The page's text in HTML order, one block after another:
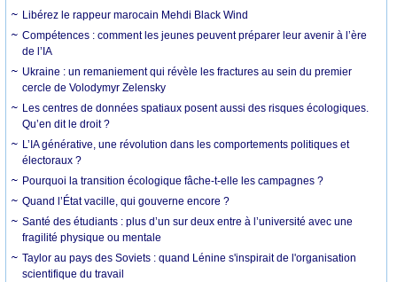
Libérez le rappeur marocain Mehdi Black Wind
Compétences : comment les jeunes peuvent préparer leur avenir à l’ère
de l’IA
Ukraine : un remaniement qui révèle les fractures au sein du premier
cercle de Volodymyr Zelensky
Les centres de données spatiaux posent aussi des risques écologiques.
Qu’en dit le droit ?
L’IA générative, une révolution dans les comportements politiques et
électoraux ?
Pourquoi la transition écologique fâche-t-elle les campagnes ?
Quand l’État vacille, qui gouverne encore ?
Santé des étudiants : plus d’un sur deux entre à l’université avec une
fragilité physique ou mentale
Taylor au pays des Soviets : quand Lénine s'inspirait de l'organisation
scientifique du travail